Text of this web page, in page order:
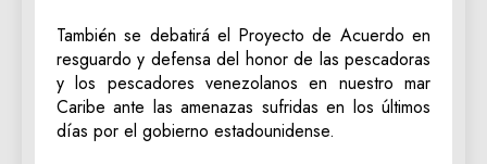
También se debatirá el Proyecto de Acuerdo en
resguardo y defensa del honor de las pescadoras
y los pescadores venezolanos en nuestro mar
Caribe ante las amenazas sufridas en los últimos
días por el gobierno estadounidense.